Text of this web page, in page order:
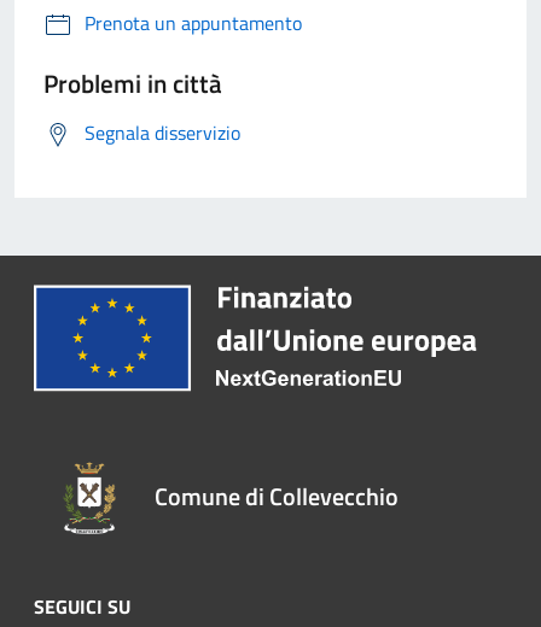
Prenota un appuntamento
Problemi in città
Segnala disservizio
Comune di Collevecchio
SEGUICI SU